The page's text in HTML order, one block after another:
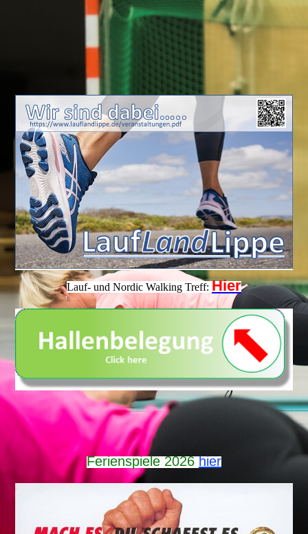
Lauf- und Nordic Walking Treff: Hier
Ferienspiele 2026hier